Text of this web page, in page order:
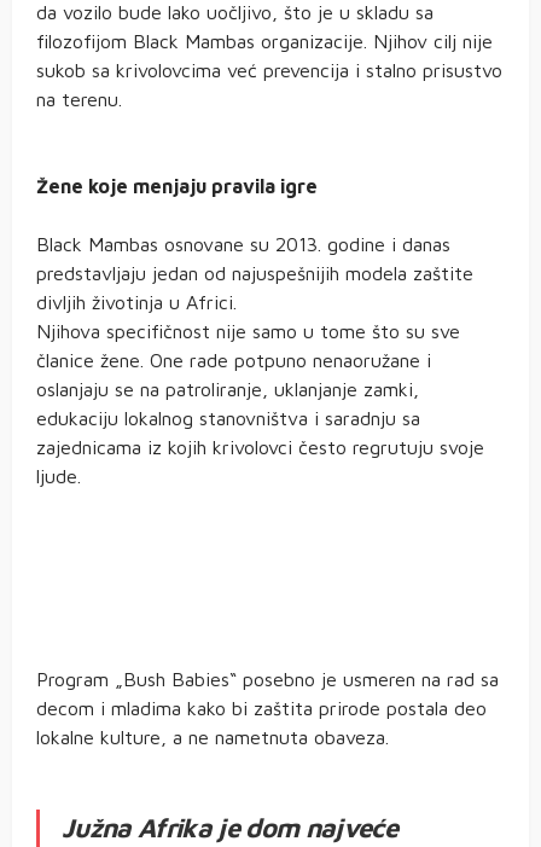
da vozilo bude lako uočljivo, što je u skladu sa
filozofijom Black Mambas organizacije. Njihov cilj nije
sukob sa krivolovcima već prevencija i stalno prisustvo
na terenu.
Žene koje menjaju pravila igre
Black Mambas osnovane su 2013. godine i danas
predstavljaju jedan od najuspešnijih modela zaštite
divljih životinja u Africi.
Njihova specifičnost nije samo u tome što su sve
članice žene. One rade potpuno nenaoružane i
oslanjaju se na patroliranje, uklanjanje zamki,
edukaciju lokalnog stanovništva i saradnju sa
zajednicama iz kojih krivolovci često regrutuju svoje
ljude.
Program „Bush Babies“ posebno je usmeren na rad sa
decom i mladima kako bi zaštita prirode postala deo
lokalne kulture, a ne nametnuta obaveza.
Južna Afrika je dom najveće